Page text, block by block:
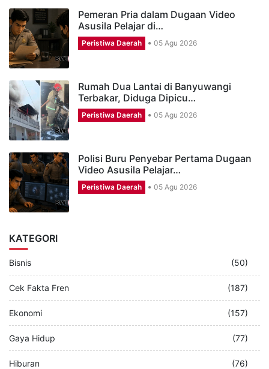
Pemeran Pria dalam Dugaan Video
Asusila Pelajar di…
Peristiwa Daerah 05 Agu 2026
Rumah Dua Lantai di Banyuwangi
Terbakar, Diduga Dipicu…
Peristiwa Daerah 05 Agu 2026
Polisi Buru Penyebar Pertama Dugaan
Video Asusila Pelajar…
Peristiwa Daerah 05 Agu 2026
KATEGORI
Bisnis (50)
Cek Fakta Fren (187)
Ekonomi (157)
Gaya Hidup (77)
Hiburan (76)